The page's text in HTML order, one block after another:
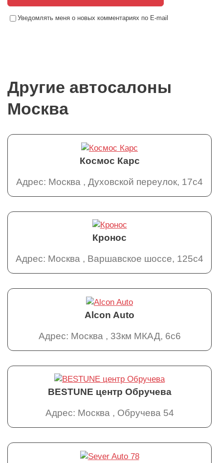
Уведомлять меня о новых комментариях по E-mail
Другие автосалоны
Москва
Космос Карс
Адрес: Москва , Духовской переулок, 17с4
Кронос
Адрес: Москва , Варшавское шоссе, 125с4
Alcon Auto
Адрес: Москва , 33км МКАД, 6с6
BESTUNE центр Обручева
Адрес: Москва , Обручева 54